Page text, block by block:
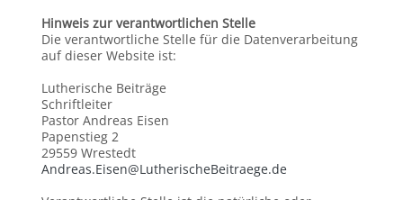
Hinweis zur verantwortlichen Stelle
Die verantwortliche Stelle für die Datenverarbeitung
auf dieser Website ist:
Lutherische Beiträge
Schriftleiter
Pastor Andreas Eisen
Papenstieg 2
29559 Wrestedt
Andreas.Eisen@LutherischeBeitraege.de